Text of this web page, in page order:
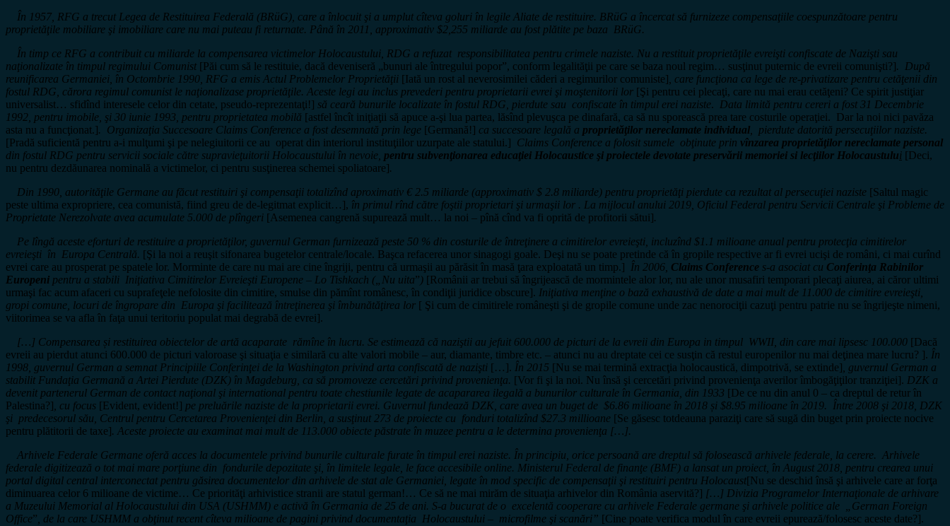
În 1957, RFG a trecut Legea de Restituirea Federală (BRüG), care a înlocuit şi a umplut cîteva goluri în legile Aliate de restituire. BRüG a încercat să furnizeze compensaţiile coespunzătoare pentru
proprietăţile mobiliare şi imobiliare care nu mai puteau fi returnate. Până în 2011, approximativ $2,255 miliarde au fost plătite pe baza BRüG.
În timp ce RFG a contribuit cu miliarde la compensarea victimelor Holocaustului, RDG a refuzat responsibilitatea pentru crimele naziste. Nu a restituit proprietăţile evreişti confiscate de Nazişti sau
naţionalizate în timpul regimului Comunist [Păi cum să le restituie, dacă deveniseră „bunuri ale întregului popor”, conform legalităţii pe care se baza noul regim… susţinut puternic de evreii comunişti?]. După
reunificarea Germaniei, în Octombrie 1990, RFG a emis Actul Problemelor Proprietăţii [Iată un rost al neverosimilei căderi a regimurilor comuniste] , care funcţiona ca lege de re-privatizare pentru cetăţenii din
fostul RDG, cărora regimul comunist le naţionalizase proprietăţile. Aceste legi au inclus prevederi pentru proprietarii evrei şi moştenitorii lor [Şi pentru cei plecaţi, care nu mai erau cetăţeni? Ce spirit justiţiar
universalist… sfidînd interesele celor din cetate, pseudo-reprezentaţi!] să ceară bunurile localizate în fostul RDG, pierdute sau confiscate în timpul erei naziste. Data limită pentru cereri a fost 31 Decembrie
1992, pentru imobile, şi 30 iunie 1993, pentru proprietatea mobilă [astfel încît iniţiaţii să apuce a-şi lua partea, lăsînd plevuşca pe dinafară, ca să nu sporească prea tare costurile operaţiei. Dar la noi nici pavăza
asta nu a funcţionat.]. Organizaţia Succesoare Claims Conference a fost desemnată prin lege [Germană!] ca succesoare legală a proprietăţilor nereclamate individual , pierdute datorită persecuţiilor naziste.
[Pradă suficientă pentru a-i mulţumi şi pe nelegiuitorii ce au operat din interiorul instituţiilor uzurpate ale statului.] Claims Conference a folosit sumele obţinute prin vînzarea proprietăţilor nereclamate personal
din fostul RDG pentru servicii sociale către supravieţuitorii Holocaustului în nevoie, pentru subvenţionarea educaţiei Holocaustice şi proiectele devotate preservării memoriei si lecţiilor Holocaustului [Deci,
nu pentru dezdăunarea nominală a victimelor, ci pentru susţinerea schemei spoliatoare].
Din 1990, autorităţile Germane au făcut restituiri şi compensaţii totalizînd aproximativ € 2.5 miliarde (approximativ $ 2.8 miliarde) pentru proprietăţi pierdute ca rezultat al persecuţiei naziste [Saltul magic
peste ultima expropriere, cea comunistă, fiind greu de de-legitmat explicit…], în primul rînd către foştii proprietari şi urmaşii lor . La mijlocul anului 2019, Oficiul Federal pentru Servicii Centrale şi Probleme de
Proprietate Nerezolvate avea acumulate 5.000 de plîngeri [Asemenea cangrenă supurează mult… la noi – pînă cînd va fi oprită de profitorii sătui].
Pe lîngă aceste eforturi de restituire a proprietăţilor, guvernul German furnizează peste 50 % din costurile de întreţinere a cimitirelor evreieşti, incluzînd $1.1 milioane anual pentru protecţia cimitirelor
evreieşti în Europa Centrală. [Şi la noi a reuşit sifonarea bugetelor centrale/locale. Başca refacerea unor sinagogi goale. Deşi nu se poate pretinde că în gropile respective ar fi evrei ucişi de români, ci mai curînd
evrei care au prosperat pe spatele lor. Morminte de care nu mai are cine îngriji, pentru că urmaşii au părăsit în masă ţara exploatată un timp.] În 2006, Claims Conference s-a asociat cu Conferinţa Rabinilor
Europeni pentru a stabili Iniţiativa Cimitirelor Evreieşti Europene – Lo Tishkach („Nu uita” ) [Românii ar trebui să îngrijească de mormintele alor lor, nu ale unor musafiri temporari plecaţi aiurea, ai căror ultimi
urmaşi fac acum afaceri cu suprafeţele nefolosite din cimitire, smulse din pămînt românesc, în condiţii juridice obscure]. Iniţiativa menţine o bază exhaustivă de date a mai mult de 11.000 de cimitire evreieşti,
gropi comune, locuri de îngropare din Europa şi facilitează întreţinerea şi îmbunătăţirea lor [ Şi cum de cimitirele româneşti şi de gropile comune unde zac nenorociţii cazuţi pentru patrie nu se îngrijeşte nimeni,
viitorimea se va afla în faţa unui teritoriu populat mai degrabă de evrei].
[…] Compensarea și restituirea obiectelor de artă acaparate rămîne în lucru. Se estimează că naziştii au jefuit 600.000 de picturi de la evreii din Europa in timpul WWII, din care mai lipsesc 100.000 [Dacă
evreii au pierdut atunci 600.000 de picturi valoroase şi situaţia e similară cu alte valori mobile – aur, diamante, timbre etc. – atunci nu au dreptate cei ce susţin că restul europenilor nu mai deţinea mare lucru? ]. În
1998, guvernul German a semnat Principiile Conferinţei de la Washington privind arta confiscată de nazişti […]. În 2015 [Nu se mai termină extracţia holocaustică, dimpotrivă, se extinde] , guvernul German a
stabilit Fundaţia Germană a Artei Pierdute (DZK) în Magdeburg, ca să promoveze cercetări privind provenienţa. [Vor fi şi la noi. Nu însă şi cercetări privind provenienţa averilor îmbogăţiţilor tranziţiei]. DZK a
devenit partenerul German de contact naţional şi international pentru toate chestiunile legate de acapararea ilegală a bunurilor culturale în Germania, din 1933 [De ce nu din anul 0 – ca dreptul de retur în
Palestina?] , cu focus [Evident, evident!] pe preluările naziste de la proprietarii evrei. Guvernul fundează DZK, care avea un buget de $6.86 milioane în 2018 și $8.95 milioane în 2019. Între 2008 şi 2018, DZK
şi predecesorul său, Centrul pentru Cercetarea Provenienţei din Berlin, a susţinut 273 de proiecte cu fonduri totalizînd $27.3 millioane [Se găsesc totdeauna paraziţi care să sugă din buget prin proiecte nocive
pentru plătitorii de taxe]. Aceste proiecte au examinat mai mult de 113.000 obiecte păstrate în muzee pentru a le determina provenienţa […].
Arhivele Federale Germane oferă acces la documentele privind bunurile culturale furate în timpul erei naziste. În principiu, orice persoană are dreptul să folosească arhivele federale, la cerere. Arhivele
federale digitizează o tot mai mare porţiune din fondurile depozitate şi, în limitele legale, le face accesibile online. Ministerul Federal de finanţe (BMF) a lansat un proiect, în August 2018, pentru crearea unui
portal digital central interconectat pentru găsirea documentelor din arhivele de stat ale Germaniei, legate în mod specific de compensaţii şi restituiri pentru Holocaust[Nu se deschid însă şi arhivele care ar forţa
diminuarea celor 6 milioane de victime… Ce priorităţi arhivistice stranii are statul german!… Ce să ne mai mirăm de situaţia arhivelor din România aservită?] […] Divizia Programelor Internaţionale de arhivare
a Muzeului Memorial al Holocaustului din USA (USHMM) e activă în Germania de 25 de ani. S-a bucurat de o excelentă cooperare cu arhivele Federale germane şi arhivele politice ale „German Foreign
Office” , de la care USHMM a obţinut recent cîteva milioane de pagini privind documentaţia Holocaustului – microfilme şi scanări” [Cine poate verifica modul în care evreii epurează/folosesc aceste date?].